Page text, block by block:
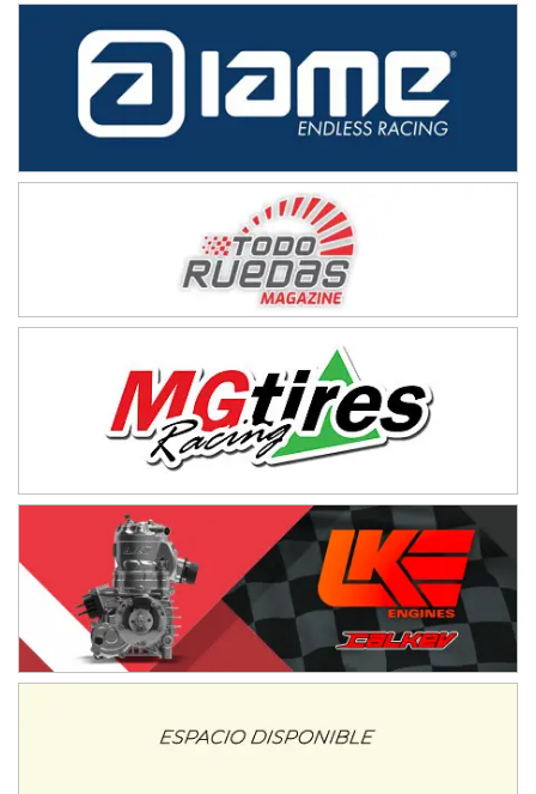
NORESTE SANTAFESINO - F6
Ciudad de Avellaneda (Asfalto)
Avellaneda (Santa Fe)
SUR SANTAFESINO - F4
Rufino (Santa Fe)